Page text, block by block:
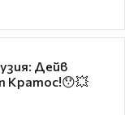
Дейв
Кратос!😯💥